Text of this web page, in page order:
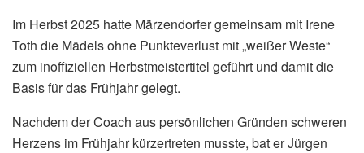
Im Herbst 2025 hatte Märzendorfer gemeinsam mit Irene
Toth die Mädels ohne Punkteverlust mit „weißer Weste“
zum inoffiziellen Herbstmeistertitel geführt und damit die
Basis für das Frühjahr gelegt.
Nachdem der Coach aus persönlichen Gründen schweren
Herzens im Frühjahr kürzertreten musste, bat er Jürgen